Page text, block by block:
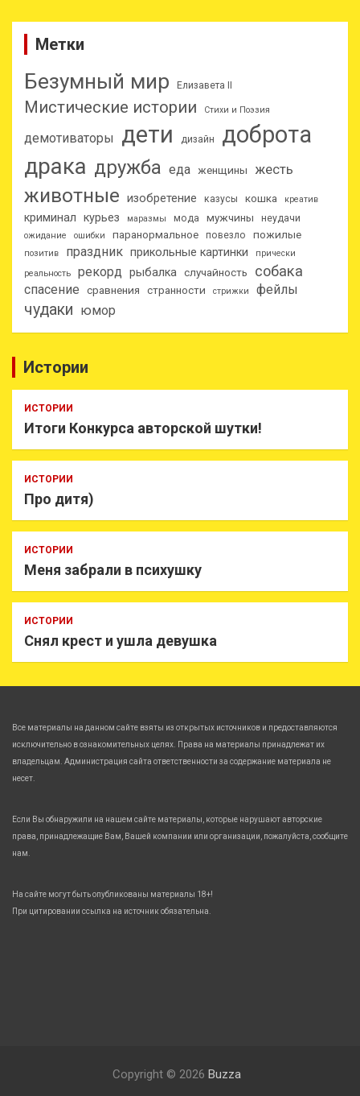
Метки
Безумный мир Елизавета II
Мистические истории Стихи и Поэзия
демотиваторы дети дизайн доброта
драка дружба еда женщины жесть
животные изобретение казусы кошка креатив
криминал курьез маразмы мода мужчины неудачи
ожидание ошибки паранормальное повезло пожилые
позитив праздник прикольные картинки
прически
реальность
рекорд рыбалка случайность собака
спасение сравнения странности стрижки фейлы
чудаки юмор
Истории
ИСТОРИИ
Итоги Конкурса авторской шутки!
ИСТОРИИ
Про дитя)
ИСТОРИИ
Меня забрали в психушку
ИСТОРИИ
Снял крест и ушла девушка
Все материалы на данном сайте взяты из открытых источников и предоставляются
исключительно в ознакомительных целях. Права на материалы принадлежат их
владельцам. Администрация сайта ответственности за содержание материала не
несет.
Если Вы обнаружили на нашем сайте материалы, которые нарушают авторские
права, принадлежащие Вам, Вашей компании или организации, пожалуйста, сообщите
нам.
На сайте могут быть опубликованы материалы 18+!
При цитировании ссылка на источник обязательна.
Copyright © 2026 Buzza